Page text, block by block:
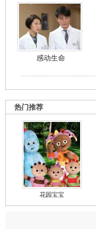
感动生命
热门推荐
花园宝宝